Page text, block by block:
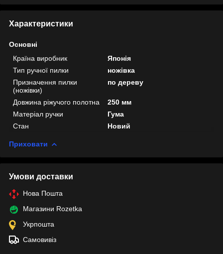
Характеристики
Основні
Країна виробник
Японія
Тип ручної пилки
ножівка
Призначення пилки
(ножівки)
по дереву
Довжина ріжучого полотна
250 мм
Матеріал ручки
Гума
Стан
Новий
Приховати
Умови доставки
Нова Пошта
Магазини Rozetka
Укрпошта
Самовивіз